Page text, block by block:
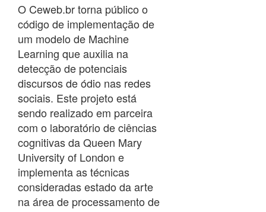
O Ceweb.br torna público o
código de implementação de
um modelo de Machine
Learning que auxilia na
detecção de potenciais
discursos de ódio nas redes
sociais. Este projeto está
sendo realizado em parceira
com o laboratório de ciências
cognitivas da Queen Mary
University of London e
implementa as técnicas
consideradas estado da arte
na área de processamento de